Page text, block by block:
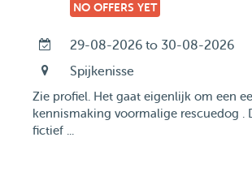
NO OFFERS YET
29-08-2026 to 30-08-2026
Spijkenisse
Zie profiel. Het gaat eigenlijk om een
kennismaking voormalige rescuedog .
fictief ...